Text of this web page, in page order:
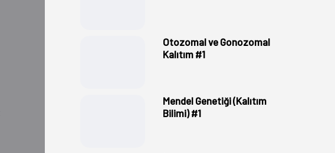
Otozomal ve Gonozomal
Kalıtım #1
Mendel Genetiği (Kalıtım
Bilimi) #1